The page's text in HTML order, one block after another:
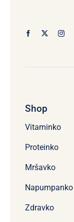
Shop
Vitaminko
Proteinko
Mršavko
Napumpanko
Zdravko